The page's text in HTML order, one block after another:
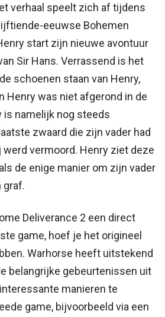
verhaal speelt zich af tijdens
eeuwse Bohemen
start zijn nieuwe avontuur
Sir Hans. Verrassend is het
schoenen staan van Henry,
Henry was niet afgerond in de
is namelijk nog steeds
zwaard die zijn vader had
werd vermoord. Henry ziet deze
de enige manier om zijn vader
graf.
Deliverance 2 een direct
game, hoef je het origineel
Warhorse heeft uitstekend
belangrijke gebeurtenissen uit
manieren te
game, bijvoorbeeld via een